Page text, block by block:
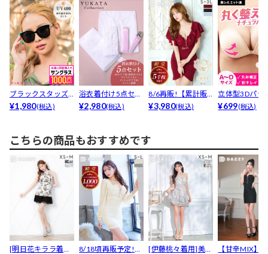
ブラックスタッズ
サングラス
¥1,980(税込)
浴衣着付け5点セッ
ト【YUKATA b...
¥2,980(税込)
8/6再販!【累計販
売5000枚突破】...
¥3,980(税込)
立体型3Dパッ
きヌードブラ
¥699(税込)
こちらの商品もおすすめです
[明日花キララ着用]
8/18頃再販予定!
[伊藤桃々着用]美デ
【甘辛MIX】